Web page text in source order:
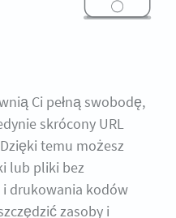
Ci pełną swobodę,
skrócony URL
temu możesz
lub pliki bez
drukowania kodów
zasoby i